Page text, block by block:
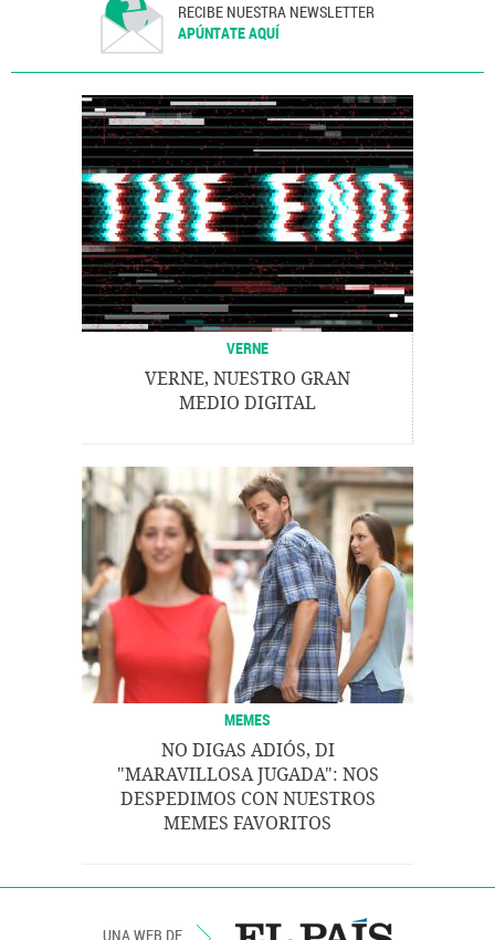
RECIBE NUESTRA NEWSLETTER
APÚNTATE AQUÍ
VERNE
VERNE, NUESTRO GRAN
MEDIO DIGITAL
MEMES
NO DIGAS ADIÓS, DI
"MARAVILLOSA JUGADA": NOS
DESPEDIMOS CON NUESTROS
MEMES FAVORITOS
UNA WEB DE